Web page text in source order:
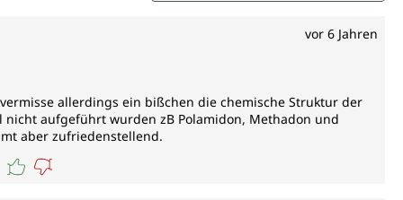
vor 6 Jahren
allerdings ein bißchen die chemische Struktur der
aufgeführt wurden zB Polamidon, Methadon und
aber zufriedenstellend.